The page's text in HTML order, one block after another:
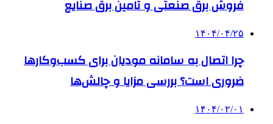
فروش برق صنعتی و تامین برق صنایع
۱۴۰۴/۰۴/۲۵
چرا اتصال به سامانه مودیان برای کسب‌وکارها
ضروری است؟ بررسی مزایا و چالش‌ها
۱۴۰۴/۰۲/۰۱